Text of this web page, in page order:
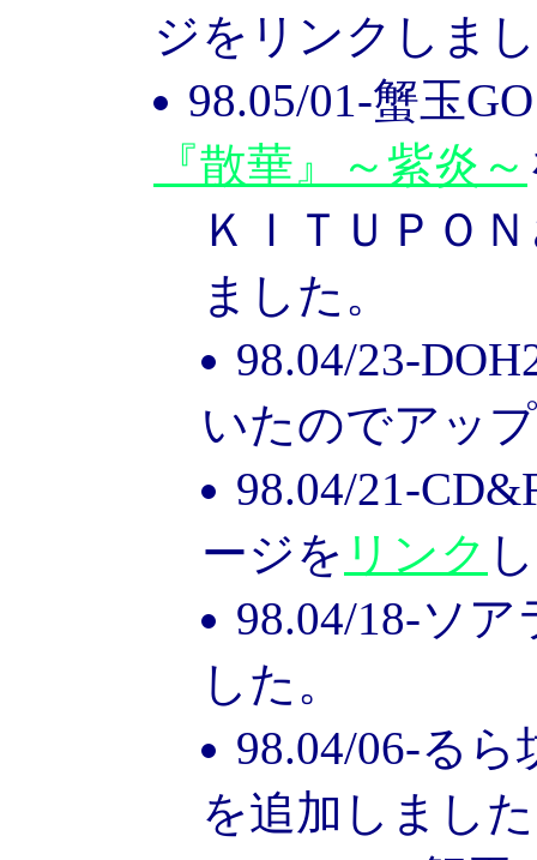
ジをリンクしま
98.05/01-蟹玉
『散華』～紫炎～
ＫＩＴＵＰＯ
ました。
98.04/23-
いたのでアッ
98.04/21-
ージを リンク
98.04/18-ソ
した。
98.04/06-るら
を追加しまし